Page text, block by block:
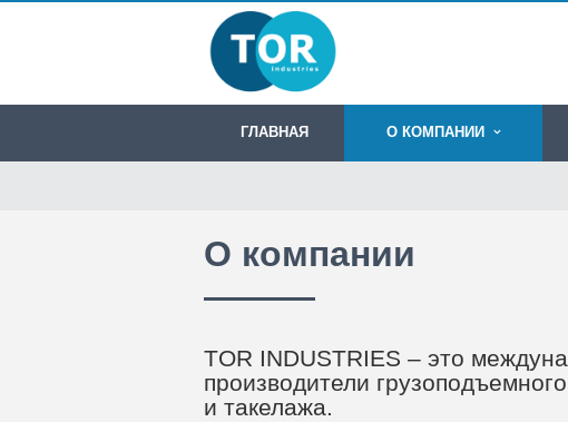
ГЛАВНАЯ О КОМПАНИИ
О компании
TOR INDUSTRIES – это
производители
и такелажа.